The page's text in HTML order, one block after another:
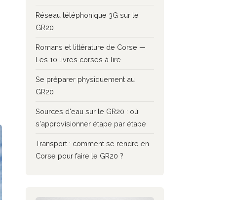
Réseau téléphonique 3G sur le
GR20
Romans et littérature de Corse —
Les 10 livres corses à lire
Se préparer physiquement au
GR20
Sources d'eau sur le GR20 : où
s'approvisionner étape par étape
Transport : comment se rendre en
Corse pour faire le GR20 ?